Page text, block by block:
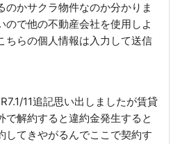
のかサクラ物件なのか分かりま
ので他の不動産会社を使用しよ
ちらの個人情報は入力して送信
R7.1/11追記思い出しましたが賃貸
で解約すると違約金発生すると
してきやがるんでここで契約す